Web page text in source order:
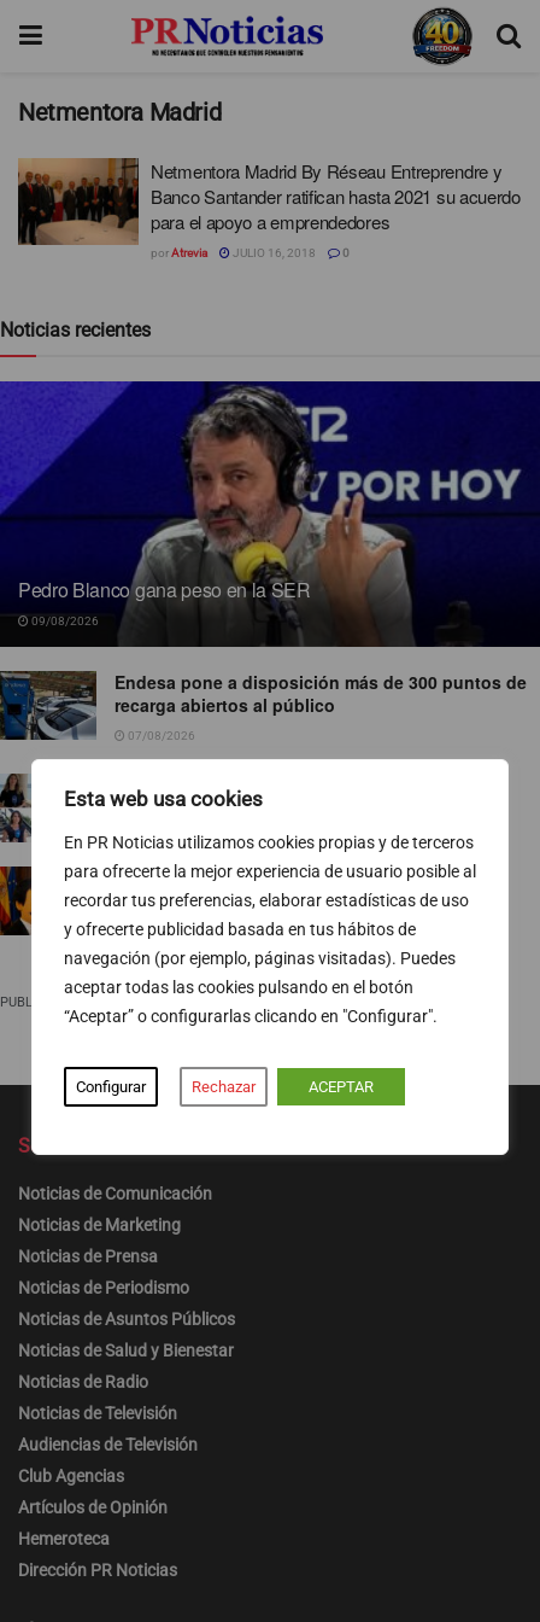
Esta web usa cookies
En PR Noticias utilizamos cookies propias y de terceros
para ofrecerte la mejor experiencia de usuario posible al
recordar tus preferencias, elaborar estadísticas de uso
y ofrecerte publicidad basada en tus hábitos de
navegación (por ejemplo, páginas visitadas). Puedes
aceptar todas las cookies pulsando en el botón
“Aceptar” o configurarlas clicando en "Configurar".
Configurar Rechazar ACEPTAR
Netmentora Madrid
Netmentora Madrid By Réseau Entreprendre y
Banco Santander ratifican hasta 2021 su acuerdo
para el apoyo a emprendedores
porAtrevia JULIO 16, 2018 0
Noticias recientes
Pedro Blanco gana peso en la SER
09/08/2026
Endesa pone a disposición más de 300 puntos de
recarga abiertos al público
07/08/2026
TVE ejecuta un nuevo baile de corresponsales
Ropa para socialistas
07/08/2026
PUBLICIDAD
Secciones
Noticias de Comunicación
Noticias de Marketing
Noticias de Prensa
Noticias de Periodismo
Noticias de Asuntos Públicos
Noticias de Salud y Bienestar
Noticias de Radio
Noticias de Televisión
Audiencias de Televisión
Club Agencias
Artículos de Opinión
Hemeroteca
Dirección PR Noticias